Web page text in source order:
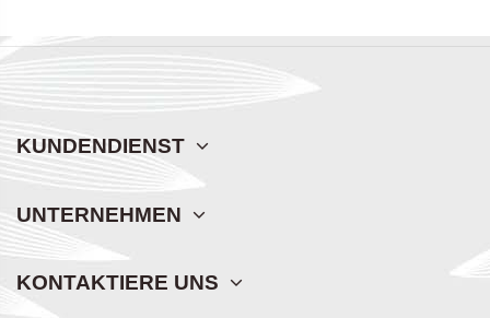
KUNDENDIENST
UNTERNEHMEN
KONTAKTIERE UNS